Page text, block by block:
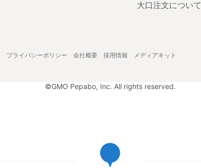
大口注文について
プライバシーポリシー 会社概要 採用情報 メディアキット
©GMO Pepabo, Inc. All rights reserved.